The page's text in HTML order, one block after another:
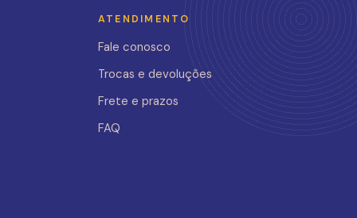
ATENDIMENTO
Fale conosco
Trocas e devoluções
Frete e prazos
FAQ